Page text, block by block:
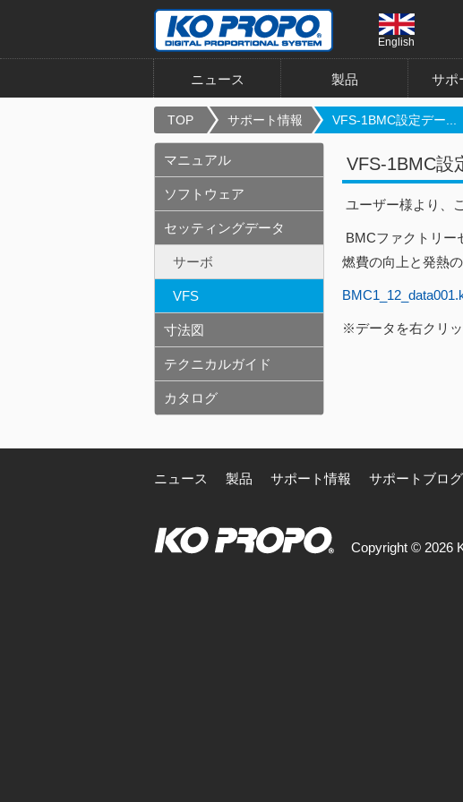
English
ニュース 製品 サポ
TOP サポート情報 VFS-1BMC設定デー...
VFS-1BMC
ユーザー様より、
BMCファクトリー
燃費の向上と発熱
※データを右クリ
マニュアル
ソフトウェア
セッティングデータ
サーボ
VFS
寸法図
テクニカルガイド
カタログ
ニュース 製品 サポート情報 サポートブログ
Copyright © 2026